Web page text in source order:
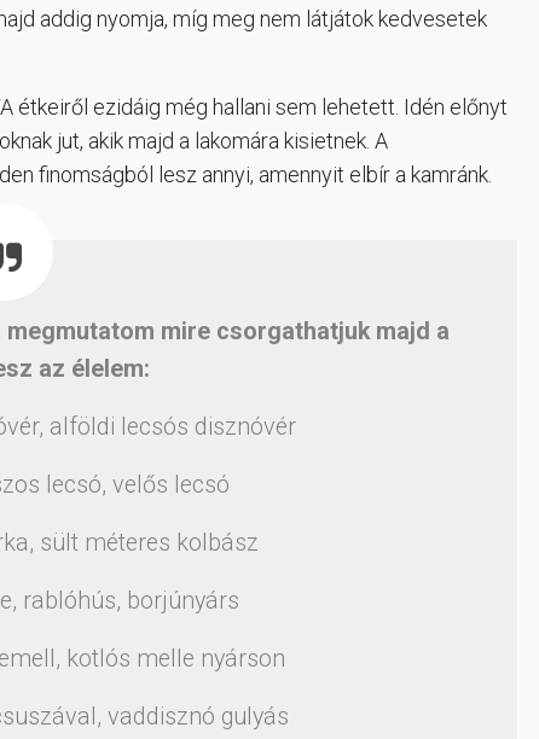
addig nyomja, míg meg nem látjátok kedvesetek
étkeiről ezidáig még hallani sem lehetett. Idén előnyt
jut, akik majd a lakomára kisietnek. A
finomságból lesz annyi, amennyit elbír a kamránk.
mire csorgathatjuk majd a
az élelem:
alföldi lecsós disznóvér
lecsó, velős lecsó
sült méteres kolbász
borjúnyárs
kotlós melle nyárson
vaddisznó gulyás